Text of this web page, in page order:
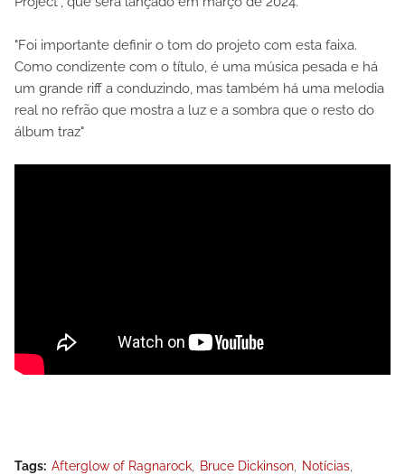
"Foi importante definir o tom do projeto com esta faixa.
Como condizente com o título, é uma música pesada e há
um grande riff a conduzindo, mas também há uma melodia
real no refrão que mostra a luz e a sombra que o resto do
álbum traz"
Tags: Afterglow of Ragnarock Bruce Dickinson
Notícias